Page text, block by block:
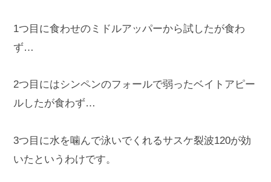
1つ目に食わせのミドルアッパーから試したが食わ
ず…
2つ目にはシンペンのフォールで弱ったベイトアピー
ルしたが食わず…
3つ目に水を噛んで泳いでくれるサスケ裂波120が効
いたというわけです。